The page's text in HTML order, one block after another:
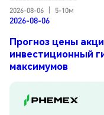
2026-08-06
5-10м
2026-08-06
Прогноз цены
инвестиционный
максимумов